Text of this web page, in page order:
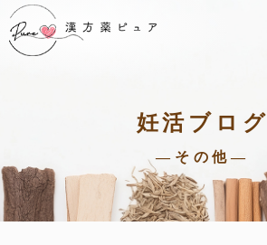
妊活ブログ
—その他—